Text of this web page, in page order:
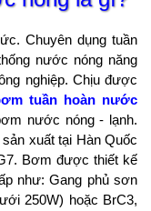
Chuyên dụng tuần
nước nóng năng
nghiệp. Chịu được
tuần hoàn nước
nước nóng - lạnh.
xuất tại Hàn Quốc
Bơm được thiết kế
như: Gang phủ sơn
250W) hoặc BrC3,